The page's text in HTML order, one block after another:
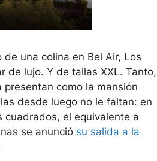
una colina en Bel Air, Los
de lujo. Y de tallas XXL. Tanto,
como la mansión
desde luego no le faltan: en
cuadrados, el equivalente a
se anunció su salida a la